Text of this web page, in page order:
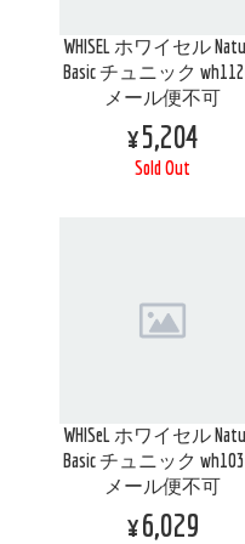
WHISEL ホワイセル
Basic チュニック
メール便不可
¥5,204
Sold Out
WHISeL ホワイセル
Basic チュニック
メール便不可
¥6,029